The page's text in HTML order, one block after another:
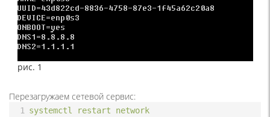
рис. 1
Перезагружаем сетевой сервис:
1 systemctl restart network